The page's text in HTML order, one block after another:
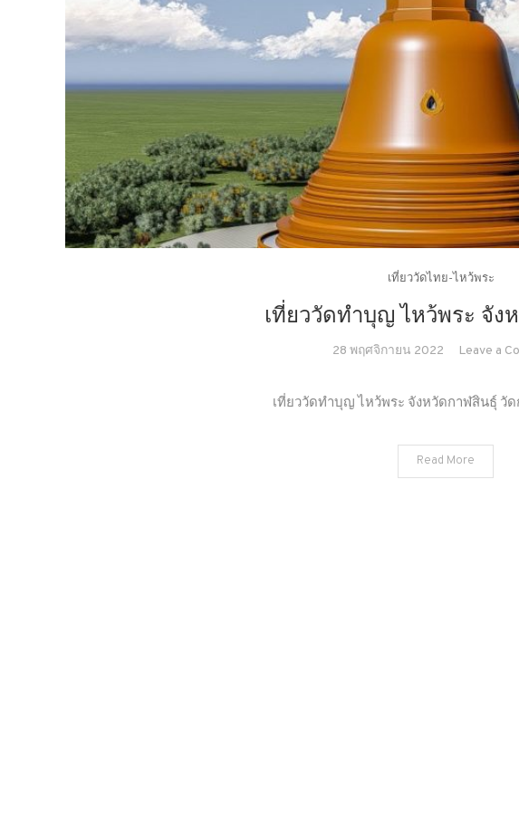
เที่ยววัดไทย-ไหว้พระ
เที่ยววัดทำบุญ ไหว้พระ จัง
28 พฤศจิกายน 2022 Leave a
เที่ยววัดทำบุญ ไหว้พระ จังหวัดกาฬสินธุ์ วั
Read More